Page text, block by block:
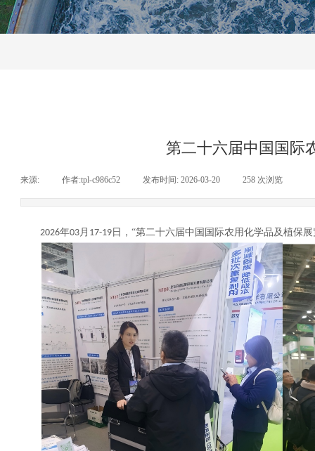
第二十六届中国国际
来源: 作者:tpl-c986c52 发布时间: 2026-03-20 258 次浏览
2026年03月 17-19 日 ， “第二十六届中国国际农用化学品及植保